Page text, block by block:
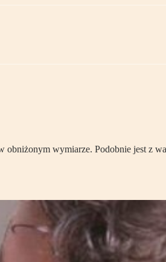
wymiarze. Podobnie jest z